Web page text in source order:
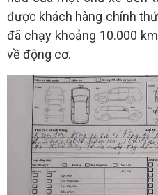
được khách hàng chính
đã chạy khoảng 10.000
về động cơ.